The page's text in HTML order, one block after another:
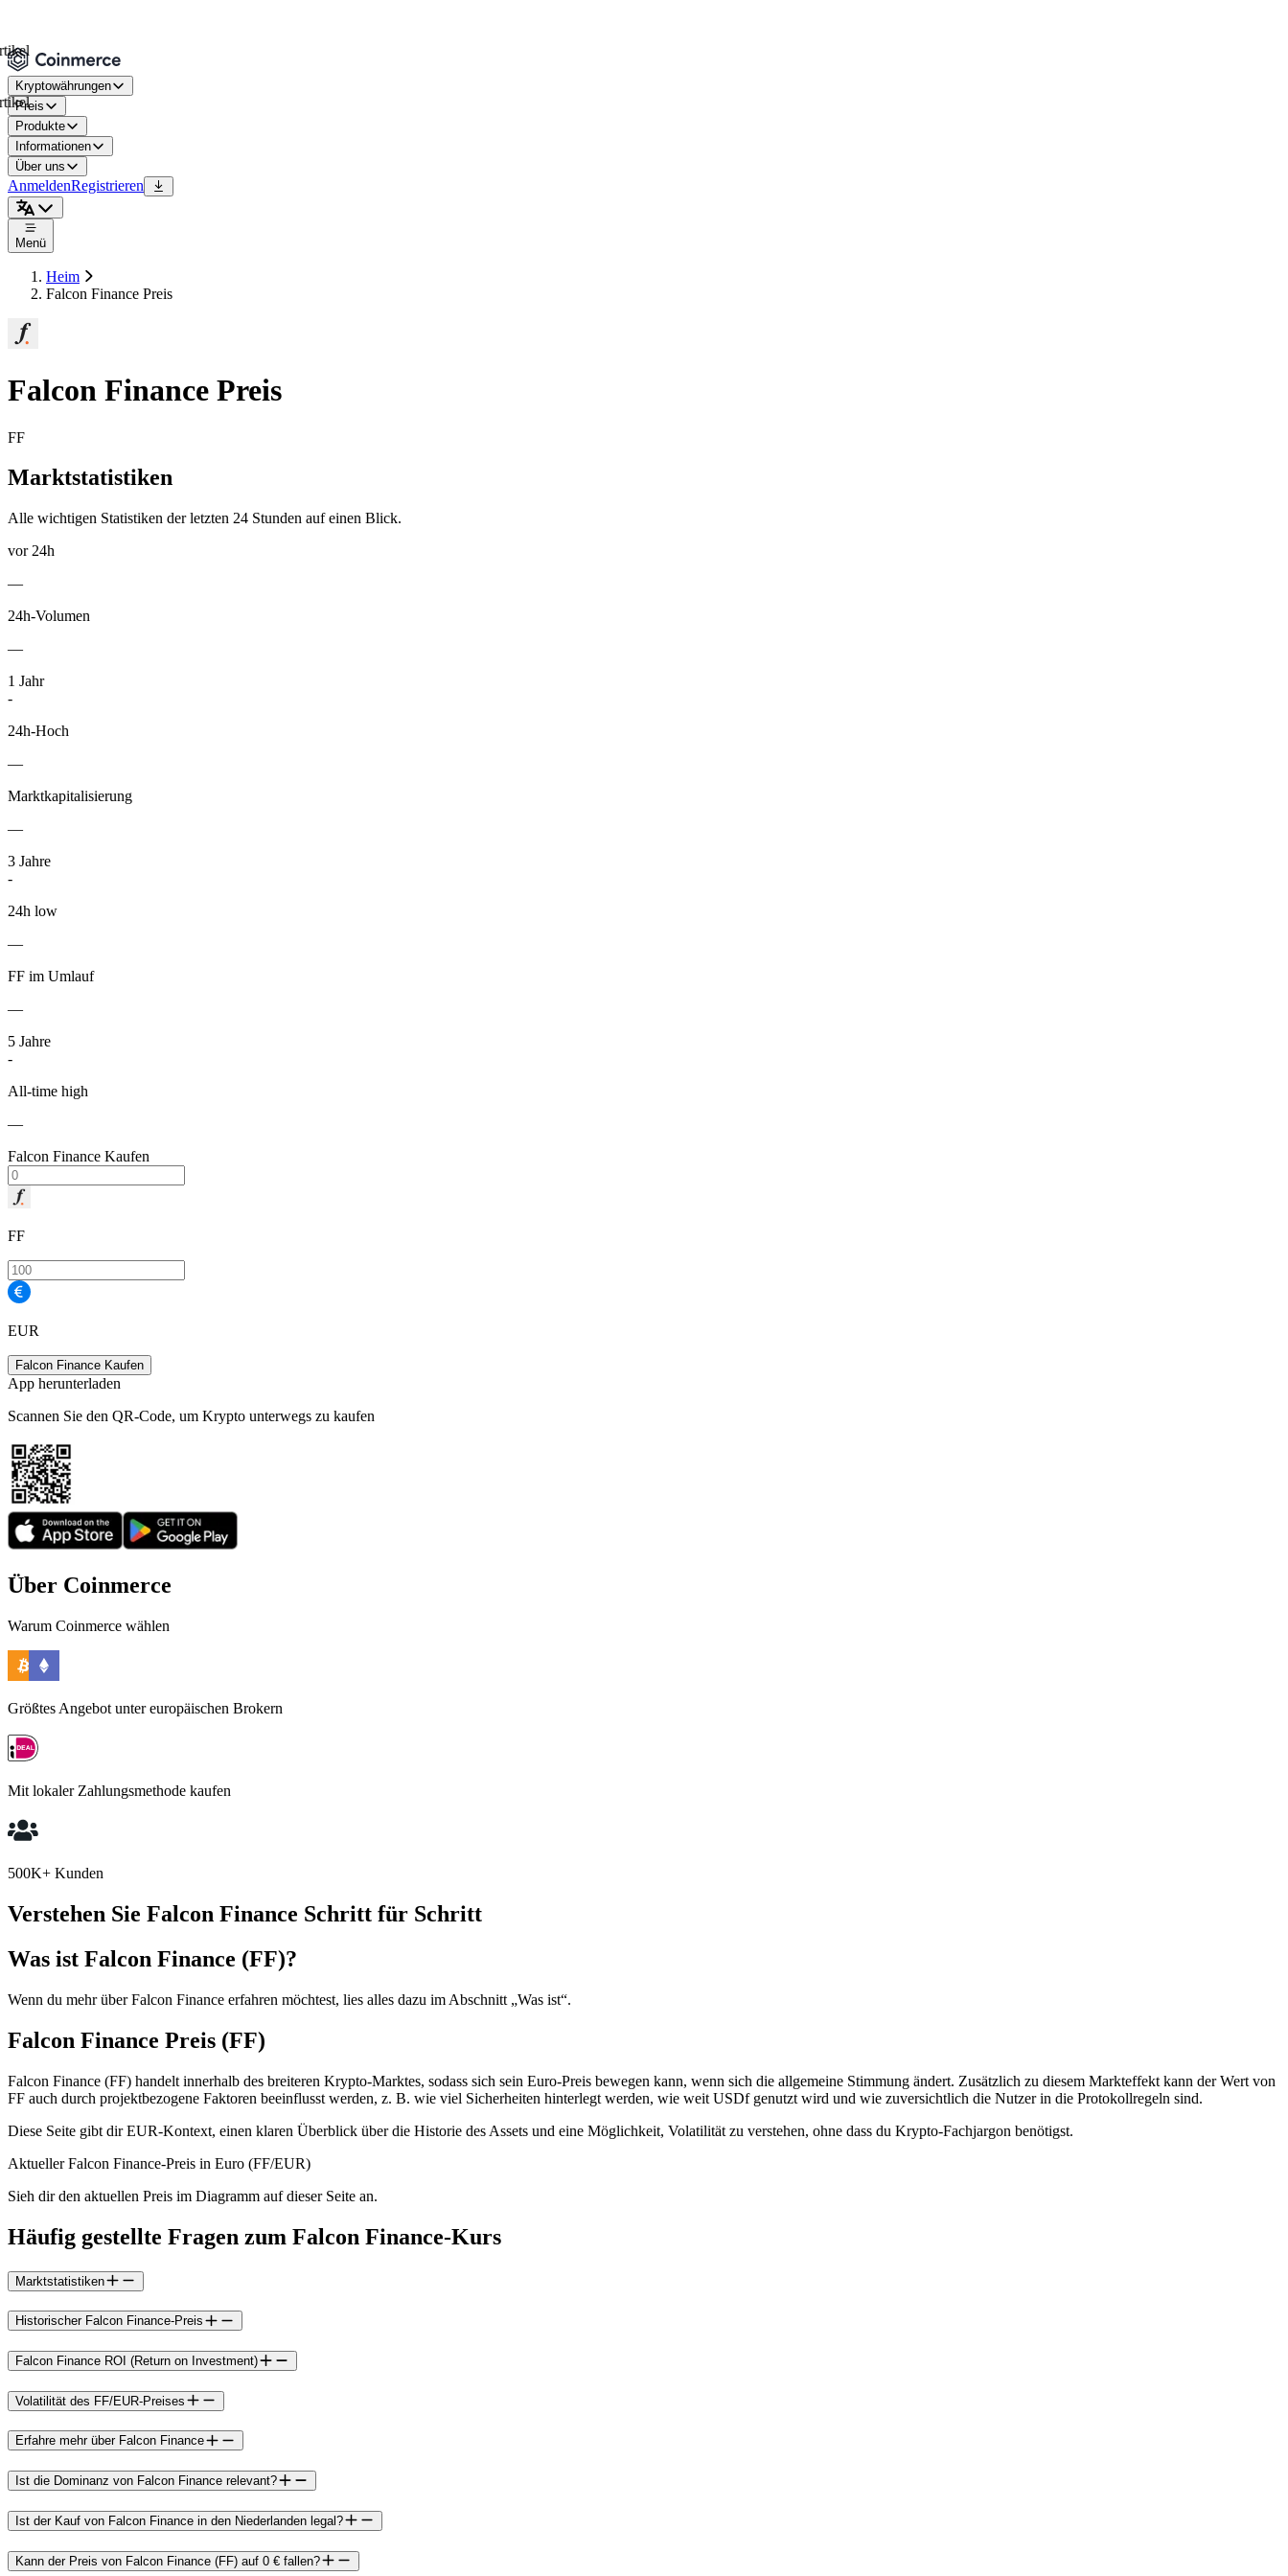
Kryptowährungen
Preis
Produkte
Informationen
Über uns
AnmeldenRegistrieren
Menü
Heim
Falcon Finance Preis
Falcon Finance Preis
FF
Marktstatistiken
Alle wichtigen Statistiken der letzten 24 Stunden auf einen Blick.
vor 24h
—
24h-Volumen
—
1 Jahr
-
24h-Hoch
—
Marktkapitalisierung
—
3 Jahre
-
24h low
—
FF im Umlauf
—
5 Jahre
-
All-time high
—
Falcon Finance Kaufen
FF
EUR
Falcon Finance Kaufen
App herunterladen
Scannen Sie den QR-Code, um Krypto unterwegs zu kaufen
Über Coinmerce
Warum Coinmerce wählen
Größtes Angebot unter europäischen Brokern
Mit lokaler Zahlungsmethode kaufen
500K+ Kunden
Verstehen Sie Falcon Finance Schritt für Schritt
Was ist Falcon Finance (FF)?
Wenn du mehr über Falcon Finance erfahren möchtest, lies alles dazu im Abschnitt „Was ist“.
Falcon Finance Preis (FF)
Falcon Finance (FF) handelt innerhalb des breiteren Krypto-Marktes, sodass sich sein Euro-Preis bewegen kann, wenn sich die allgemeine Stimmung ändert. Zusätzlich zu diesem Markteffekt kann der Wert von
FF auch durch projektbezogene Faktoren beeinflusst werden, z. B. wie viel Sicherheiten hinterlegt werden, wie weit USDf genutzt wird und wie zuversichtlich die Nutzer in die Protokollregeln sind.
Diese Seite gibt dir EUR-Kontext, einen klaren Überblick über die Historie des Assets und eine Möglichkeit, Volatilität zu verstehen, ohne dass du Krypto-Fachjargon benötigst.
Aktueller Falcon Finance-Preis in Euro (FF/EUR)
Sieh dir den aktuellen Preis im Diagramm auf dieser Seite an.
Häufig gestellte Fragen zum Falcon Finance-Kurs
Marktstatistiken
Historischer Falcon Finance-Preis
Falcon Finance ROI (Return on Investment)
Volatilität des FF/EUR-Preises
Erfahre mehr über Falcon Finance
Ist die Dominanz von Falcon Finance relevant?
Ist der Kauf von Falcon Finance in den Niederlanden legal?
Kann der Preis von Falcon Finance (FF) auf 0 € fallen?